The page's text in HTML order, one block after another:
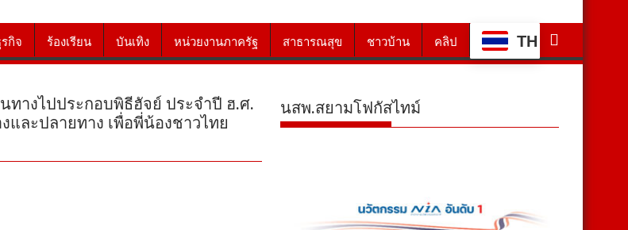
กิจ ร้องเรียน บันเทิง หน่วยงานภาครัฐ สาธารณสุข ชาวบ้าน คลิป TH
ทางไปประกอบพิธีฮัจย์ ประจําปี ฮ.ศ.
ละปลายทาง เพื่อพี่น้องชาวไทย
นสพ.สยามโฟกัสไทม์